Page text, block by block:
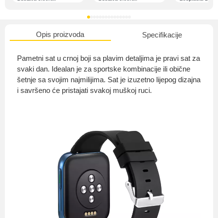
Opis proizvoda Specifikacije
Pametni sat u crnoj boji sa plavim detaljima je pravi sat za
svaki dan. Idealan je za sportske kombinacije ili obične
šetnje sa svojim najmilijima. Sat je izuzetno lijepog dizajna
i savršeno će pristajati svakoj muškoj ruci.
O nama
Privatnost kupca
Uvjeti i odredbe